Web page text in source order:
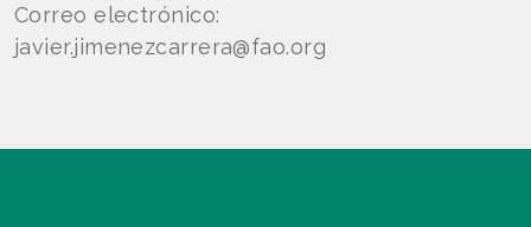
Correo electrónico:
javier.jimenezcarrera@fao.org